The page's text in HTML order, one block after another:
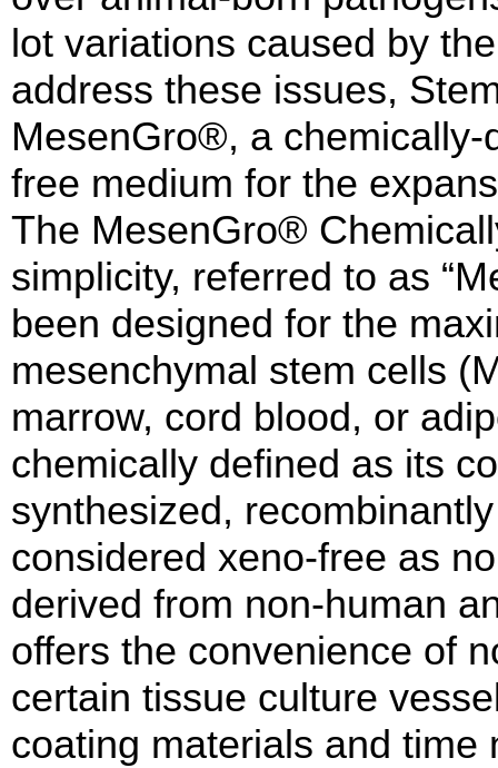
lot variations caused by
address these issues,
MesenGro®, a
free medium for the
The MesenGro®
simplicity, referred to as
been designed for the
mesenchymal stem cells
marrow, cord blood, or
chemically defined as its
synthesized,
considered xeno-free as
derived from non-human
offers the convenience of
certain tissue culture
coating materials and time